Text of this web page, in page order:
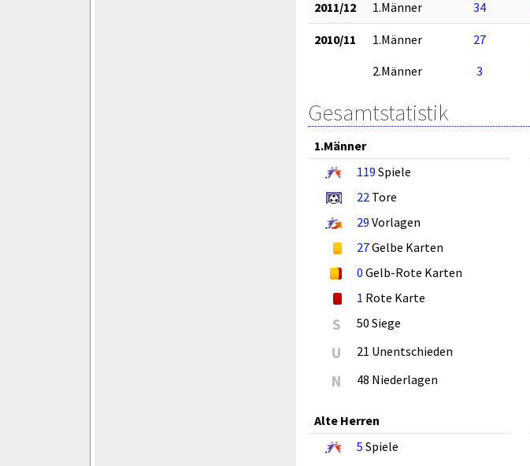
2011/12 1.Männer 34
2010/11 1.Männer 27
2.Männer
3
Gesamtstatistik
1.Männer
119 Spiele
22 Tore
29 Vorlagen
27Gelbe Karten
0 Gelb-Rote Karten
1 Rote Karte
S 50 Siege
U 21 Unentschieden
N 48 Niederlagen
Alte Herren
5 Spiele